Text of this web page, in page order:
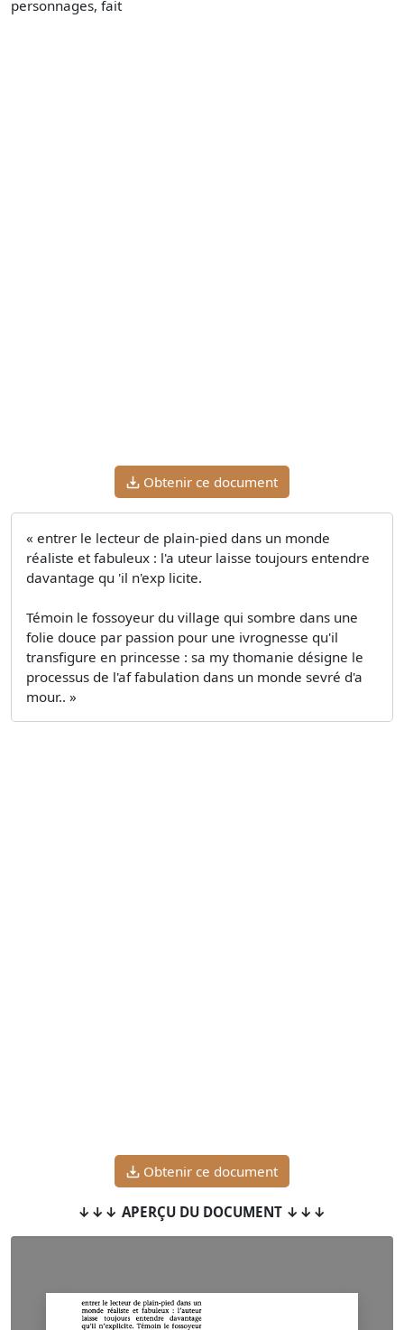
personnages, fait
Obtenir ce document
« entrer le lecteur de plain-pied dans un monde
réaliste et fabuleux : l'a uteur laisse toujours entendre
davantage qu 'il n'exp licite.
Témoin le fossoyeur du village qui sombre dans une
folie douce par passion pour une ivrognesse qu'il
transfigure en princesse : sa my thomanie désigne le
processus de l'af fabulation dans un monde sevré d'a
mour.. »
Obtenir ce document
↓↓↓ APERÇU DU DOCUMENT ↓↓↓